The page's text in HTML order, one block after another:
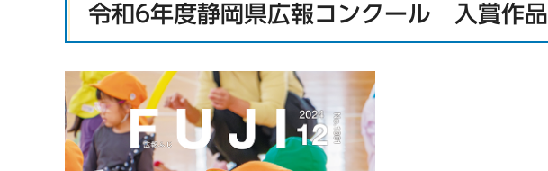
令和6年度静岡県広報コンクール 入賞作品